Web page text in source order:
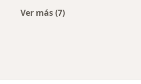
Ver más (7)